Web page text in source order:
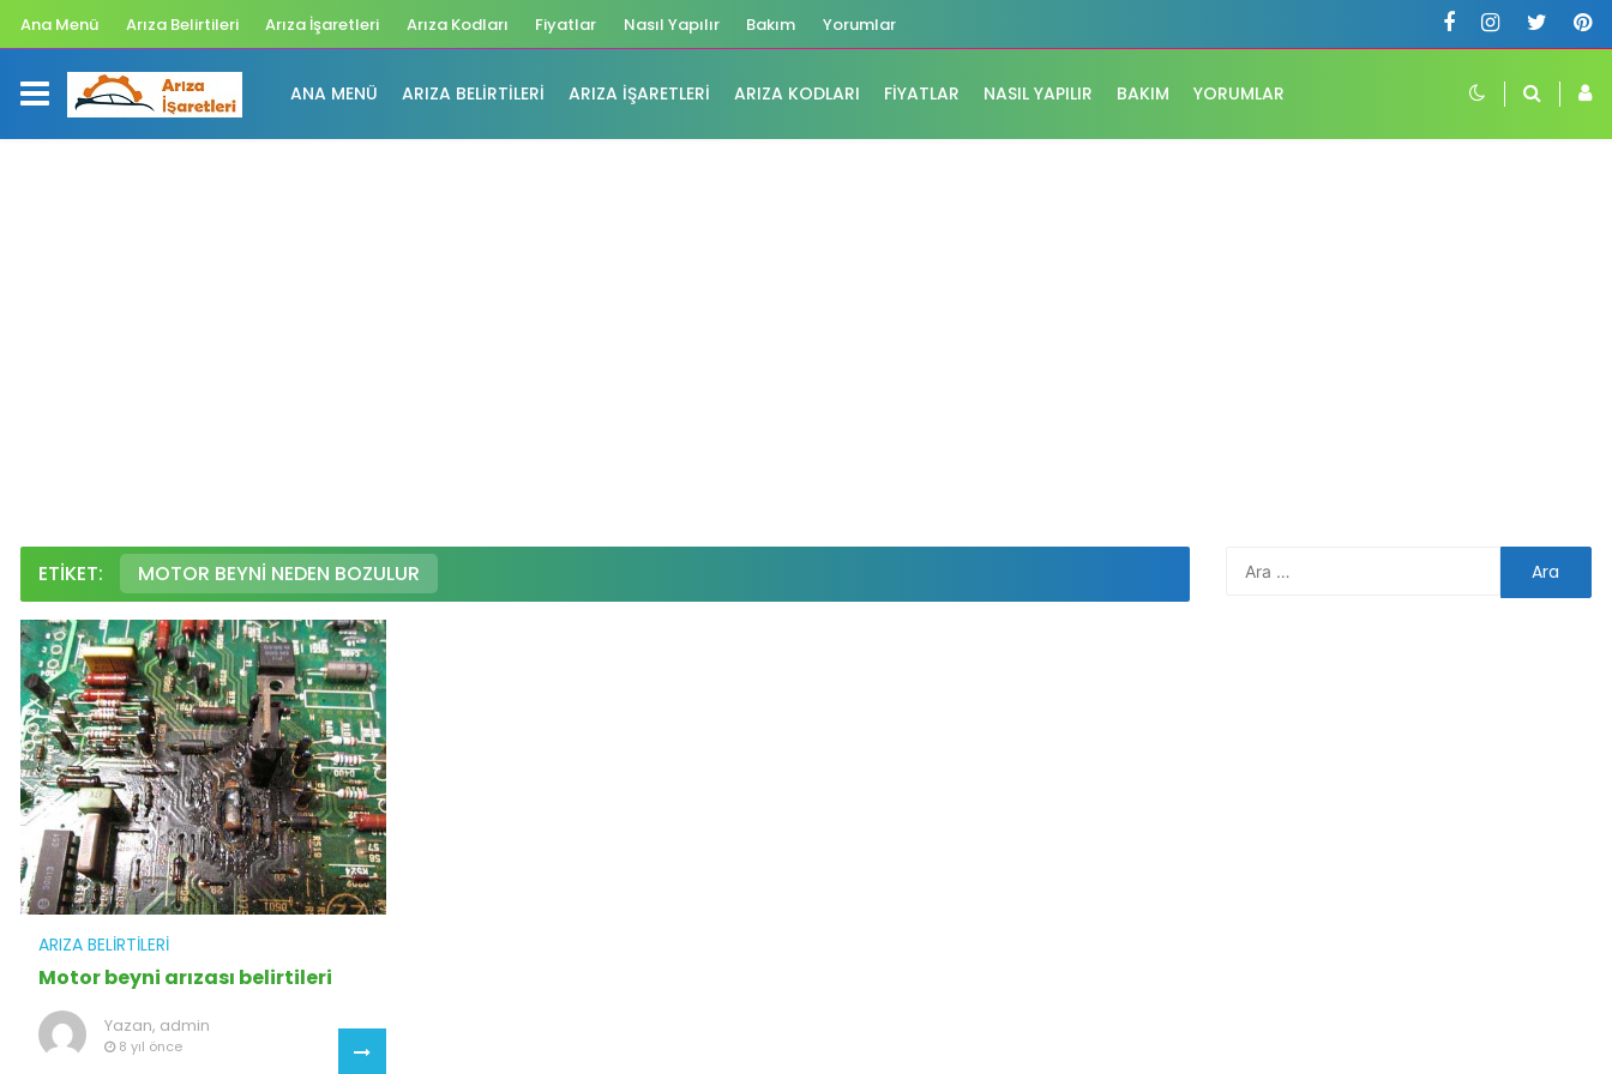
Ana Menü Arıza Belirtileri Arıza İşaretleri Arıza Kodları Fiyatlar Nasıl Yapılır Bakım Yorumlar
ANA MENÜ ARIZA BELIRTILERI ARIZA İŞARETLERI ARIZA KODLARI FIYATLAR NASIL YAPILIR BAKIM YORUMLAR
ETIKET: MOTOR BEYNI NEDEN BOZULUR
ARIZA BELIRTILERI
Motor beyni arızası belirtileri
Yazan, admin
8 yıl önce